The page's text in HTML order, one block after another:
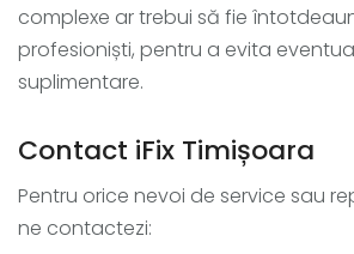
complexe ar trebui să fie
profesioniști, pentru a evita
suplimentare.
Contact iFix Timișoara
Pentru orice nevoi de service sau
ne contactezi: